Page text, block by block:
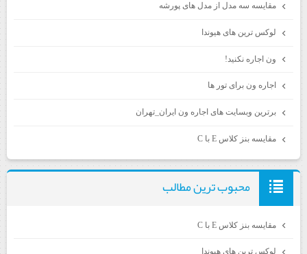
مقایسه سه مدل از مدل های پورشه
لوکس ترین های هیوندا
ون اجاره نکنید!
اجاره ون برای تور ها
برترین وبسایت های اجاره ون ایران_تهران
مقایسه بنز کلاس E با C
محبوب ترين مطالب
مقایسه بنز کلاس E با C
لوکس ترین های هیوندا